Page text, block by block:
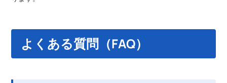
よくある質問（FAQ）